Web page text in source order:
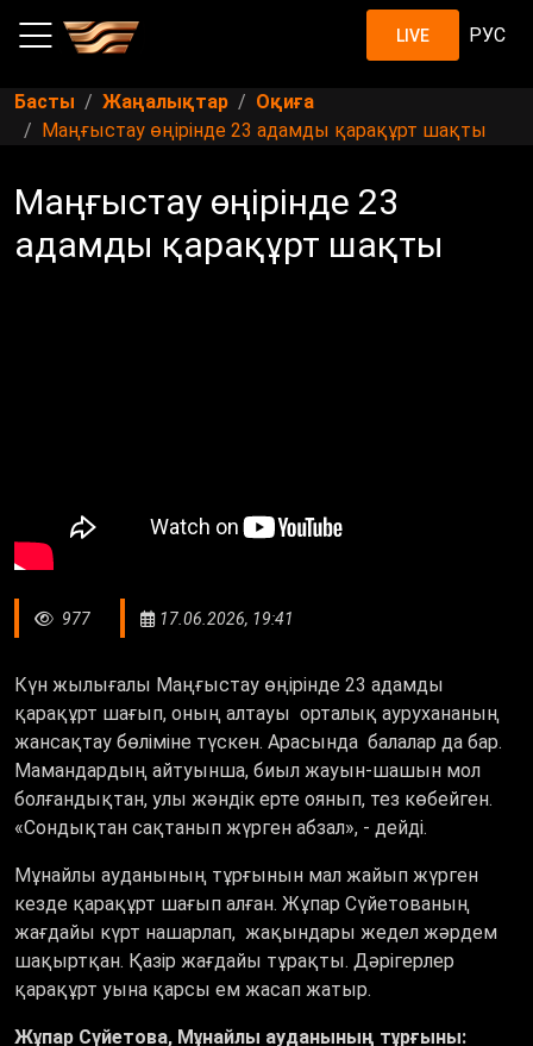
LIVE РУС
Басты Жаңалықтар
Оқиға
Маңғыстау өңірінде 23 адамды қарақұрт шақты
Маңғыстау өңірінде 23
адамды қарақұрт шақты
977 17.06.2026, 19:41
Күн жылығалы Маңғыстау өңірінде 23 адамды
қарақұрт шағып, оның алтауы орталық аурухананың
жансақтау бөліміне түскен. Арасында балалар да бар.
Мамандардың айтуынша, биыл жауын-шашын мол
болғандықтан, улы жәндік ерте оянып, тез көбейген.
«Сондықтан сақтанып жүрген абзал», - дейді.
Мұнайлы ауданының тұрғынын мал жайып жүрген
кезде қарақұрт шағып алған. Жұпар Сүйетованың
жағдайы күрт нашарлап, жақындары жедел жәрдем
шақыртқан. Қазір жағдайы тұрақты. Дәрігерлер
қарақұрт уына қарсы ем жасап жатыр.
Жұпар Сүйетова, Мұнайлы ауданының тұрғыны: